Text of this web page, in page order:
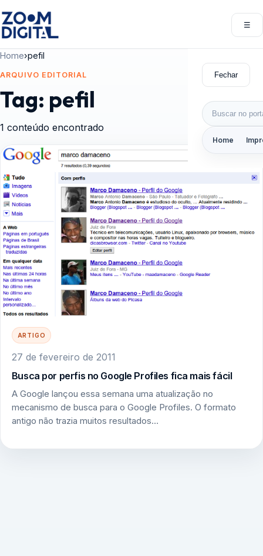
☰
Fechar
Buscar por:
Home
Home›pefil
ARQUIVO EDITORIAL
Tag: pefil
1 conteúdo encontrado
ARTIGO
27 de fevereiro de 2011
Busca por perfis no Google Profiles fica mais fácil
A Google lançou essa semana uma atualização no
mecanismo de busca para o Google Profiles. O formato
antigo não trazia muitos resultados…